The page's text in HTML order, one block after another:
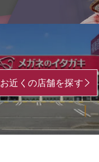
お近くの店舗を探す